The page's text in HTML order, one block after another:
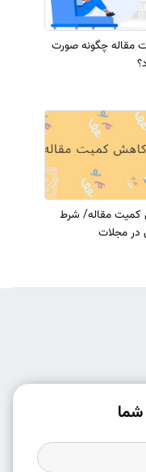
مقاله چگونه صورت
مقاله/ شرط
در مجلات